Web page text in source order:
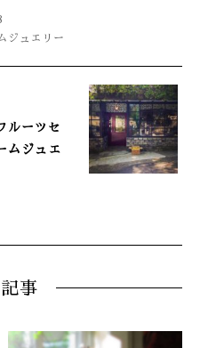
ジュエリー
ルーツセ
ムジュエ
事